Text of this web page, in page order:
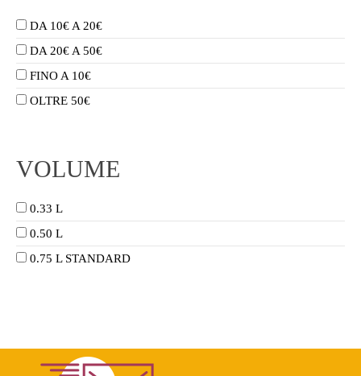
DA 10€ A 20€
DA 20€ A 50€
FINO A 10€
OLTRE 50€
VOLUME
0.33 L
0.50 L
0.75 L STANDARD